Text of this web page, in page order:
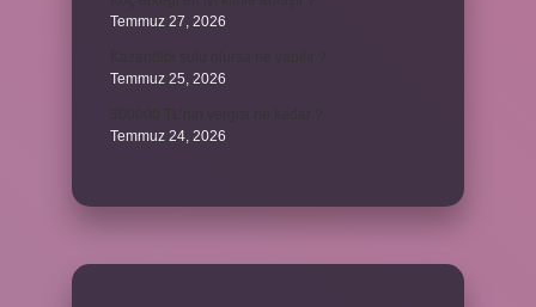
Temmuz 27, 2026
Temmuz 25, 2026
Temmuz 24, 2026